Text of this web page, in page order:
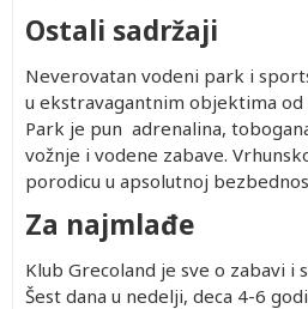
Ostali sadržaji
Neverovatan vodeni park i
u ekstravagantnim objektima od
Park je pun adrenalina,
vožnje i vodene zabave.
porodicu u apsolutnoj
Za najmlađe
Klub Grecoland je sve o zabavi i
Šest dana u nedelji, deca 4-6